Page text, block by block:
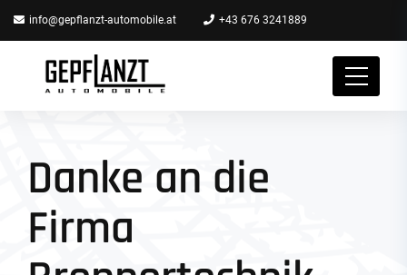
info@gepflanzt-automobile.at +43 676 3241889
Danke an die
Firma